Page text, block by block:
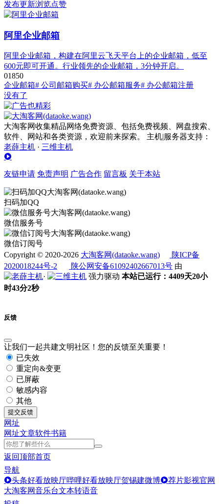
发布更新浏览点赞
阿里企业邮箱
阿里企业邮箱，构建在阿里云飞天平台上的企业邮箱，低至
600元即可开通。行业领先的企业邮箱，3分钟开启。
01850
企业邮箱# 公司邮箱购买# 办公邮箱服务# 办公邮箱注册
没有了
大淘客网收集精品网络免费资源、包括免费视频、网盘搜索、
软件、网站和各类资源，欢迎前来探索。 主机|服务器支持：
老薛主机 · 三维主机
友链申请 免责声明 广告合作 留言板 关于本站
扫码加QQ
微信服务号
微信订阅号
Copyright © 2020-2026 大淘客网(dataoke.wang)
陕ICP备
2020018244号-2
陕公网安备61092402667013号 由
·
强力驱动 本站已运行：4409天20小
时43分2秒
反馈
让我们一起共建文明社区！您的反馈至关重要！
已失效
重定向&变更
已屏蔽
敏感内容
其他
提交反馈
网址
网址文章软件书籍
返回顶部首页
导航
头条好看放映厅哔哩好看放映厅贺锡建微博
荐片影视官网
大淘客网音乐台文本转语音